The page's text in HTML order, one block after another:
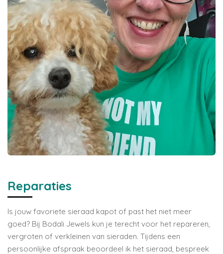
Reparaties
Is jouw favoriete sieraad kapot of past het niet meer
goed? Bij Bodali Jewels kun je terecht voor het repareren,
vergroten of verkleinen van sieraden. Tijdens een
persoonlijke afspraak beoordeel ik het sieraad, bespreek